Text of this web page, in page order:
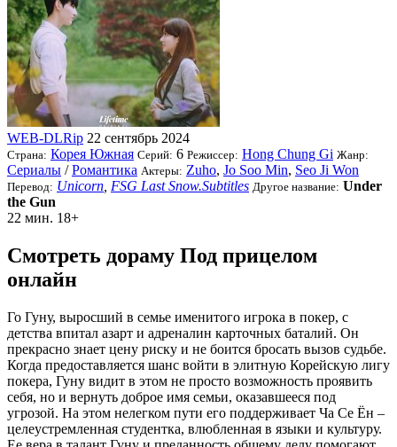
WEB-DLRip 22 сентябрь 2024
Страна: Корея Южная Серий: 6 Режиссер: Hong Chung Gi Жанр:
Сериалы /Романтика Актеры: Zuho, Jo Soo Min, Seo Ji Won
Перевод: Unicorn FSG Last Snow.Subtitles Другое название: Under
the Gun
22 мин. 18+
Смотреть дораму Под прицелом
онлайн
Го Гуну, выросший в семье именитого игрока в покер, с
детства впитал азарт и адреналин карточных баталий. Он
прекрасно знает цену риску и не боится бросать вызов судьбе.
Когда предоставляется шанс войти в элитную Корейскую лигу
покера, Гуну видит в этом не просто возможность проявить
себя, но и вернуть доброе имя семьи, оказавшееся под
угрозой. На этом нелегком пути его поддерживает Ча Се Ён –
целеустремленная студентка, влюбленная в языки и культуру.